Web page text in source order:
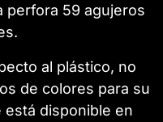
perfora 59 agujeros
al plástico, no
de colores para su
disponible en